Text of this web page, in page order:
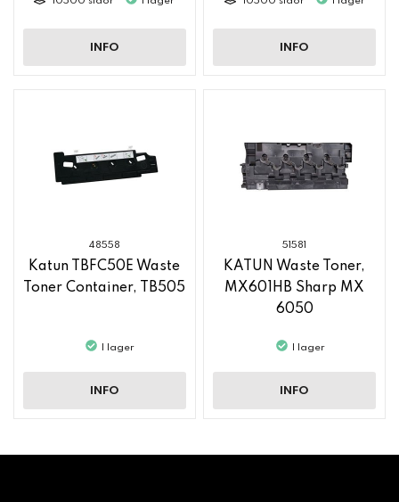
INFO INFO
48558
Katun TBFC50E Waste
Toner Container, TB505
I lager
INFO
51581
KATUN Waste Toner,
MX601HB Sharp MX
6050
I lager
INFO